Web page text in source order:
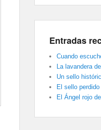
Entradas
Cuando
La lavandera
Un sello
El sello
El Ángel rojo